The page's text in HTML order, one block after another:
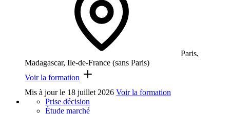
Paris,
Madagascar, Ile-de-France (sans Paris)
Voir la formation
Mis à jour le 18 juillet 2026 Voir la formation
Prise décision
Étude marché